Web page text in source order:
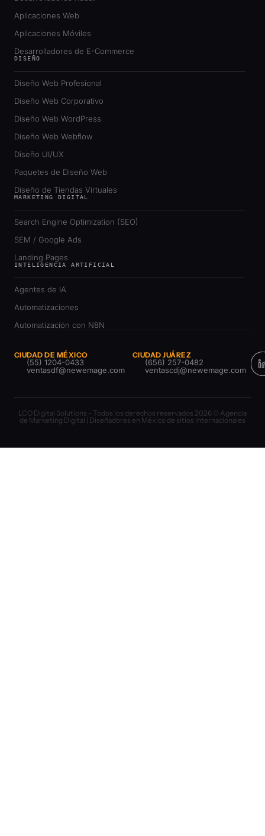
Aplicaciones Web
Aplicaciones Móviles
Desarrolladores de E-Commerce
DISEÑO
Diseño Web Profesional
Diseño Web Corporativo
Diseño Web WordPress
Diseño Web Webflow
Diseño UI/UX
Paquetes de Diseño Web
Diseño de Tiendas Virtuales
MARKETING DIGITAL
Search Engine Optimization (SEO)
SEM / Google Ads
Landing Pages
INTELIGENCIA ARTIFICIAL
Agentes de IA
Automatizaciones
Automatización con N8N
CIUDAD DE MÉXICO
(55) 1204-0433
ventasdf@newemage.com
CIUDAD JUÁREZ
(656) 257-0482
ventascdj@newemage.com
LCO Digital Solutions - Todos los derechos reservados 2026 © Agencia
de Marketing Digital | Diseñadores en México de sitios Internacionales